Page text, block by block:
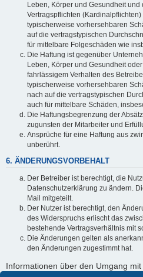
Leben, Körper und Gesundheit
Vertragspflichten
typischerweise vorhersehbaren
auf die vertragstypischen
für mittelbare Folgeschäden wie
Die Haftung ist gegenüber
Leben, Körper und Gesundheit
fahrlässigem Verhalten des
typischerweise vorhersehbaren
nach auf die vertragstypischen
auch für mittelbare Schäden,
Die Haftungsbegrenzung der
zugunsten der Mitarbeiter und
Ansprüche für eine Haftung aus
unberührt.
6. ÄNDERUNGSVORBEHALT
Der Betreiber ist berechtigt, die
Datenschutzerklärung zu ändern.
Mail mitgeteilt.
Der Nutzer ist berechtigt, den
des Widerspruchs erlischt das
bestehende Vertragsverhältnis mit
Die Änderungen gelten als
den Änderungen zugestimmt hat.
Informationen über den Umgang